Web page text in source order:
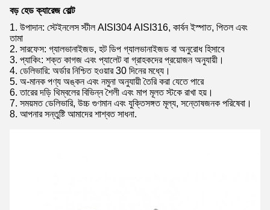
বড় হেড ক্যারেজ বোল্ট
1. উপাদান: স্টেইনলেস স্টীল AISI304 AISI316, কার্বন ইস্পাত, পিতল এবং
তামা
2. সারফেস: গ্যালভানাইজড, হট ডিপ গ্যালভানাইজড বা অনুরোধ হিসাবে
3. প্যাকিং: শক্ত কাগজ এবং প্যালেট বা গ্রাহকদের প্রয়োজন অনুযায়ী।
4. ডেলিভারি: অর্ডার নিশ্চিত হওয়ার 30 দিনের মধ্যে।
5. অ-মানক পণ্য অঙ্কন এবং নমুনা অনুযায়ী তৈরি করা যেতে পারে
6. তারের দড়ি থিম্বলের বিভিন্ন শৈলী এবং মাপ মূলত স্টকে রাখা হয়।
7. সময়মত ডেলিভারি, উচ্চ গুণমান এবং যুক্তিসঙ্গত মূল্য, সন্তোষজনক পরিষেবা।
8. আপনার সন্তুষ্টি আমাদের শাশ্বত সাধনা.